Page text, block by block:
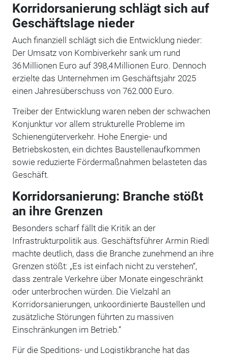
Korridorsanierung schlägt sich auf
Geschäftslage nieder
Auch finanziell schlägt sich die Entwicklung nieder:
Der Umsatz von Kombiverkehr sank um rund
36 Millionen Euro auf 398,4 Millionen Euro. Dennoch
erzielte das Unternehmen im Geschäftsjahr 2025
einen Jahresüberschuss von 762.000 Euro.
Treiber der Entwicklung waren neben der schwachen
Konjunktur vor allem strukturelle Probleme im
Schienengüterverkehr. Hohe Energie- und
Betriebskosten, ein dichtes Baustellenaufkommen
sowie reduzierte Fördermaßnahmen belasteten das
Geschäft.
Korridorsanierung: Branche stößt
an ihre Grenzen
Besonders scharf fällt die Kritik an der
Infrastrukturpolitik aus. Geschäftsführer Armin Riedl
machte deutlich, dass die Branche zunehmend an ihre
Grenzen stößt: „Es ist einfach nicht zu verstehen“,
dass zentrale Verkehre über Monate eingeschränkt
oder unterbrochen würden. Die Vielzahl an
Korridorsanierungen, unkoordinierte Baustellen und
zusätzliche Störungen führten zu massiven
Einschränkungen im Betrieb.“
Für die Speditions- und Logistikbranche hat das